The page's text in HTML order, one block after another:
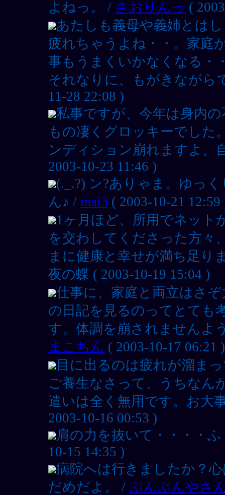
よねっ。 / さおりんっ (
あたしも義母や義姉とは
疲れちゃうよね・・。家庭
事もうまくいかなくなる・
それなりに、もがきながら
11-28 22:08 )
私事ですが、今年は身内
もの凄くグロッキーでした
ンディション崩れますよ。
2003-10-23 11:46 )
(._.?) ン?ありゃま。ゆっ
ん♪ / mai3 ( 2003-10-21 12:59
1ヶ月ほど、所用でネット
を交わしてくださった方々
まに健康と幸せが満ち足り
夜の蝶 ( 2003-10-19 15:04 )
仕事に、家庭と両立はさ
の日記を見るのってとても
す。体調を崩されませんよ
まこちん ( 2003-10-17 06:21 )
目に出るのは疲れが溜ま
ご養生なさって、うちなん
遣いは全く無用です。お大
2003-10-16 00:53 )
肩の力を抜いて・・・・
10-15 14:35 )
病院へは行きましたか？
だめだよ。 / ぷんぷんやさ